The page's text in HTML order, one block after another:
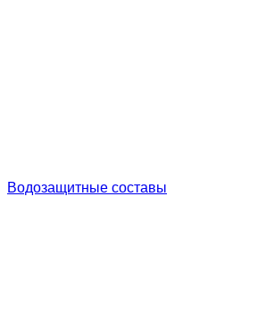
Водозащитные составы